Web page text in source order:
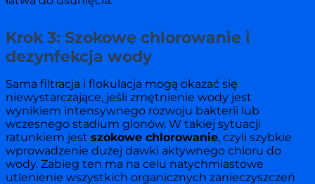
Krok 3: Szokowe chlorowanie i
dezynfekcja wody
Sama filtracja i flokulacja mogą okazać się
niewystarczające, jeśli zmętnienie wody jest
wynikiem intensywnego rozwoju bakterii lub
wczesnego stadium glonów. W takiej sytuacji
ratunkiem jest szokowe chlorowanie, czyli szybkie
wprowadzenie dużej dawki aktywnego chloru do
wody. Zabieg ten ma na celu natychmiastowe
utlenienie wszystkich organicznych zanieczyszczeń